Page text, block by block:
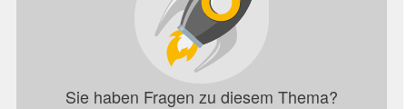
Sie haben Fragen zu diesem Thema?